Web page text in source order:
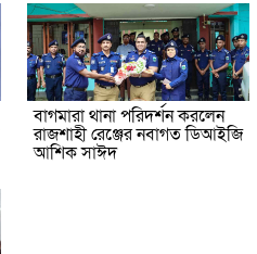
বাগমারা থানা পরিদর্শন করলেন
রাজশাহী রেঞ্জের নবাগত ডিআইজি
আশিক সাঈদ